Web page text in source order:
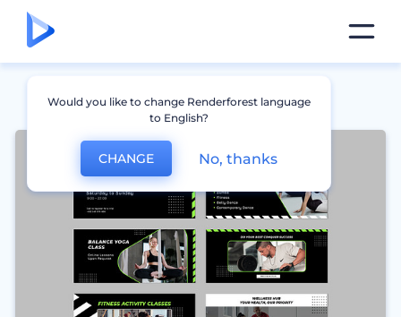
Would you like to change Renderforest language
to English?
CHANGE No, thanks